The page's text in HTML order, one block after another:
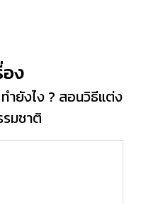
ง
ำยังไง ? สอนวิธีแต่ง
มชาติ